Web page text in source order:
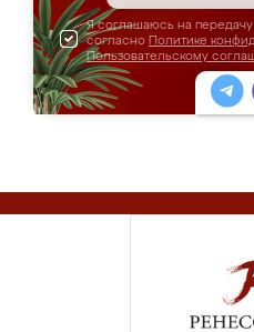
Я соглашаюсь на
согласно Политике
Пользовательскому